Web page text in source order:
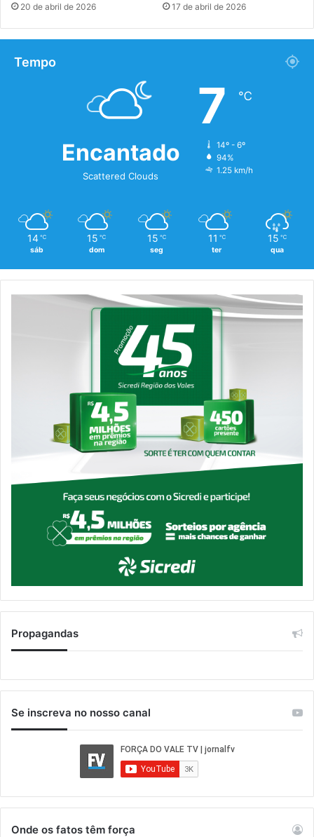
20 de abril de 2026 17 de abril de 2026
Tempo
Encantado
Scattered Clouds
7 ℃
14º - 6º
94%
1.25 km/h
14 ℃
sáb
15 ℃
dom
15 ℃
seg
11 ℃
ter
15 ℃
qua
Propagandas
Se inscreva no nosso canal
Onde os fatos têm força